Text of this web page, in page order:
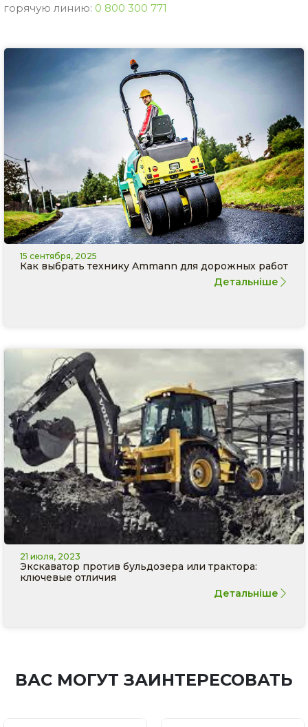
горячую линию: 0 800 300 771
15 сентября, 2025
Как выбрать технику Ammann для дорожных работ
Детальніше
21 июля, 2023
Экскаватор против бульдозера или трактора:
ключевые отличия
Детальніше
ВАС МОГУТ ЗАИНТЕРЕСОВАТЬ